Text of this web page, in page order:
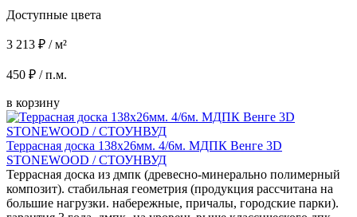
Доступные цвета
3 213 ₽ / м²
450 ₽ / п.м.
в корзину
Террасная доска 138x26мм. 4/6м. МДПК Венге 3D
STONEWOOD / СТОУНВУД
Террасная доска из дмпк (древесно-минерально полимерный
композит). стабильная геометрия (продукция рассчитана на
большие нагрузки. набережные, причалы, городские парки).